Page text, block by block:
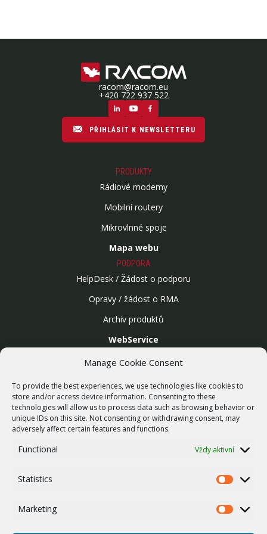
Manage Cookie Consent
To provide the best experiences, we use technologies like cookies to
store and/or access device information. Consenting to these
technologies will allow us to process data such as browsing behavior or
unique IDs on this site. Not consenting or withdrawing consent, may
adversely affect certain features and functions.
Functional Vždy aktivní
Statistics Statistics
Marketing Marketing
racom@racom.eu
+420 722 937 522
PŘIHLÁSIT K NEWSLETTERU
PRODUKTY
Rádiové modemy
Mobilní routery
Mikrovlnné spoje
Mapa webu
PODPORA
HelpDesk / Žádost o podporu
Opravy / žádost o RMA
Archiv produktů
WebService
Bezdrátové sítě
Zakázková výroba
Report zranitelnosti
O NÁS